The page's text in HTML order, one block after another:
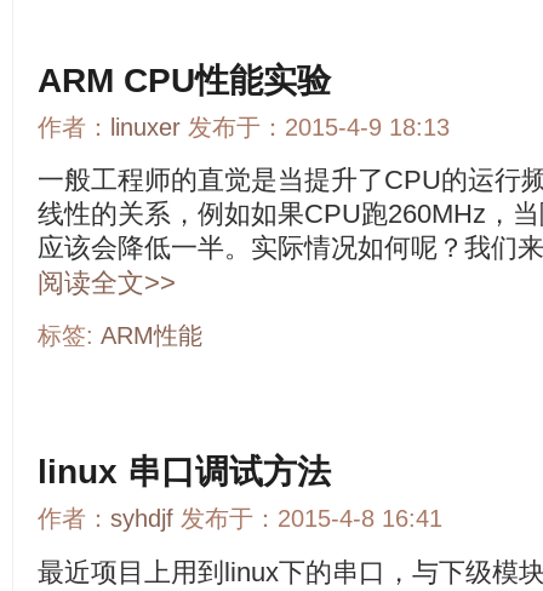
ARM CPU性能实验
作者： linuxer 发布于：2015-4-9 18:13
一般工程师的直觉是当提升了CPU的运行
线性的关系，例如如果CPU跑260MHz，
应该会降低一半。实际情况如何呢？我们
阅读全文>>
标签: ARM性能
linux 串口调试方法
作者： syhdjf 发布于：2015-4-8 16:41
最近项目上用到linux下的串口，与下级模